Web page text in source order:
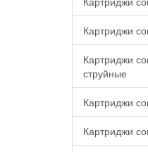
Картриджи
Картриджи
струйные
Картриджи
Картриджи